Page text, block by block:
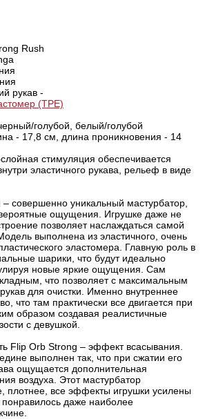
Rush
рукав -
(TPE)
голубой, белый/голубой
- 17,8 см, длина проникновения - 14
стимуляция обеспечивается
эластичного рукава, рельеф в виде
совершенно уникальный мастурбатор,
ощущения. Игрушке даже не
позволяет наслаждаться самой
выполнена из эластичного, очень
эластомера. Главную роль в
шарики, что будут идеально
новые яркие ощущения. Сам
что позволяет с максимальным
для очистки. Именно внутреннее
что там практически все двигается при
образом создавая реалистичные
с девушкой.
Flip Orb Strong – эффект всасывания.
выполнен так, что при сжатии его
ощущается дополнительная
воздуха. Этот мастурбатор
плотнее, все эффекты игрушки усилены
даже наиболее